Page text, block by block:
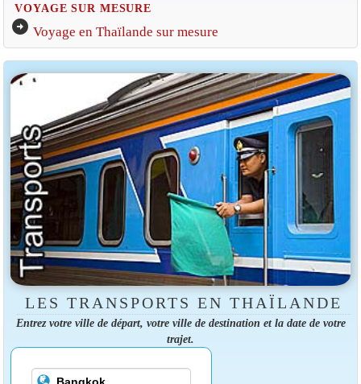
VOYAGE SUR MESURE
arrow_circle_right Voyage en Thaïlande sur mesure
LES TRANSPORTS EN THAÏLANDE
Entrez votre ville de départ, votre ville de destination et la date de votre
trajet.